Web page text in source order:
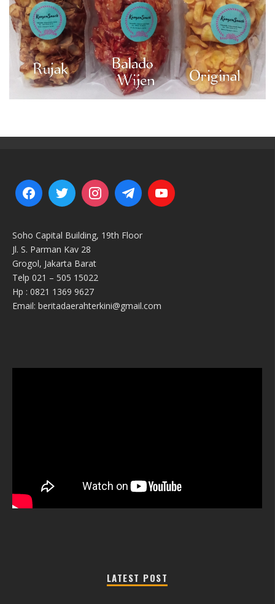
Soho Capital Building, 19th Floor
Jl. S. Parman Kav 28
Grogol, Jakarta Barat
Telp 021 – 505 15022
Hp : 0821 1369 9627
Email: beritadaerahterkini@gmail.com
LATEST POST